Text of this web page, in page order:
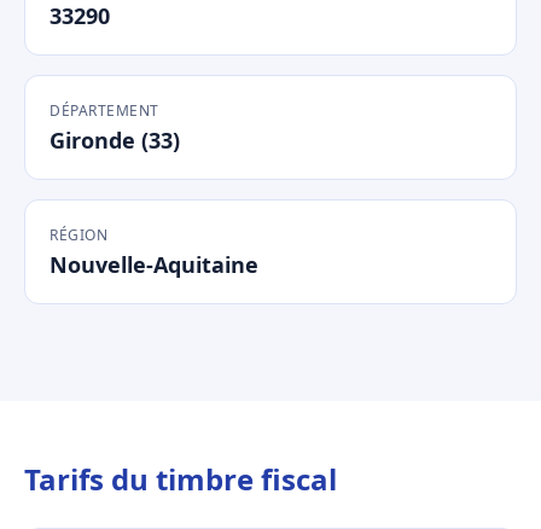
33290
DÉPARTEMENT
Gironde (33)
RÉGION
Nouvelle-Aquitaine
Tarifs du timbre fiscal